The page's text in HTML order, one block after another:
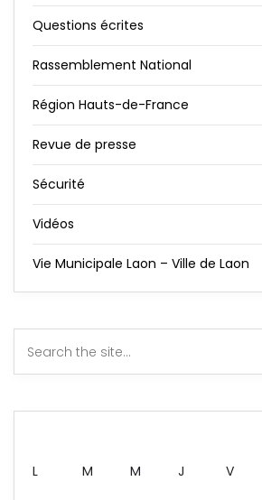
Questions écrites
Rassemblement National
Région Hauts-de-France
Revue de presse
Sécurité
Vidéos
Vie Municipale Laon – Ville de Laon
L
M M J V